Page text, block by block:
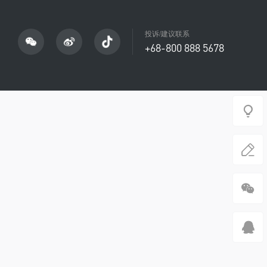
投诉/建议联系
+68-800 888 5678